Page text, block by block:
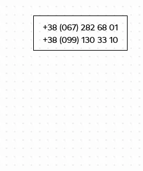
Skip to content
+38 (067) 282 68 01
+38 (099) 130 33 10